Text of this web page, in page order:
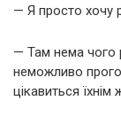
— Я просто хочу
— Там нема чого
неможливо
цікавиться їхнім